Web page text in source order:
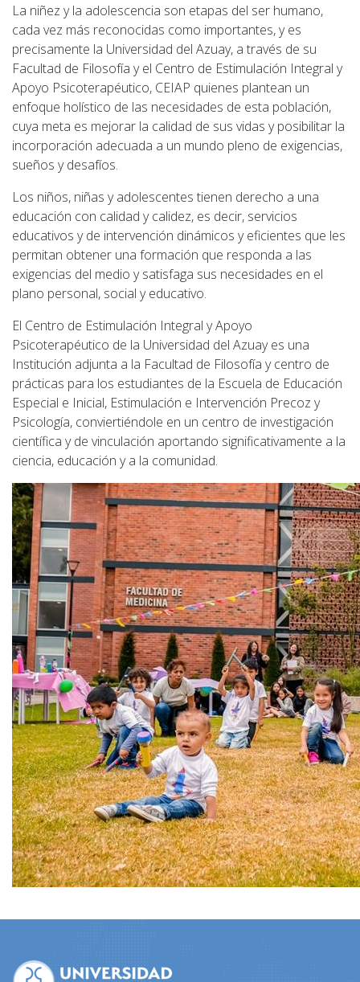
La niñez y la adolescencia son etapas del ser humano,
cada vez más reconocidas como importantes, y es
precisamente la Universidad del Azuay, a través de su
Facultad de Filosofía y el Centro de Estimulación Integral y
Apoyo Psicoterapéutico, CEIAP quienes plantean un
enfoque holístico de las necesidades de esta población,
cuya meta es mejorar la calidad de sus vidas y posibilitar la
incorporación adecuada a un mundo pleno de exigencias,
sueños y desafíos.
Los niños, niñas y adolescentes tienen derecho a una
educación con calidad y calidez, es decir, servicios
educativos y de intervención dinámicos y eficientes que les
permitan obtener una formación que responda a las
exigencias del medio y satisfaga sus necesidades en el
plano personal, social y educativo.
El Centro de Estimulación Integral y Apoyo
Psicoterapéutico de la Universidad del Azuay es una
Institución adjunta a la Facultad de Filosofía y centro de
prácticas para los estudiantes de la Escuela de Educación
Especial e Inicial, Estimulación e Intervención Precoz y
Psicología, conviertiéndole en un centro de investigación
científica y de vinculación aportando significativamente a la
ciencia, educación y a la comunidad.